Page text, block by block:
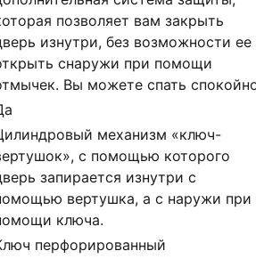
позволяет вам закрыть
изнутри, без возможности ее
снаружи при помощи
Вы можете спать
механизм «ключ-
с помощью которого
запирается изнутри с
вертушка, а с наружи при
ключа.
перфорированный